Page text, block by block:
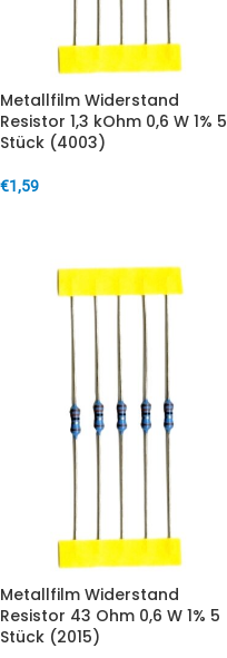
Metallfilm Widerstand
Resistor 1,3 kOhm 0,6 W 1% 5
Stück (4003)
€1,59
Metallfilm Widerstand
Resistor 43 Ohm 0,6 W 1% 5
Stück (2015)